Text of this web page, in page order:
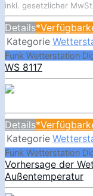
inkl. gesetzlicher MwSt.
Details
Kategorie
Funk Wetterstation
WS 8117
Details
Kategorie
Funk Wetterstation
Vorhersage der
Außentemperatur